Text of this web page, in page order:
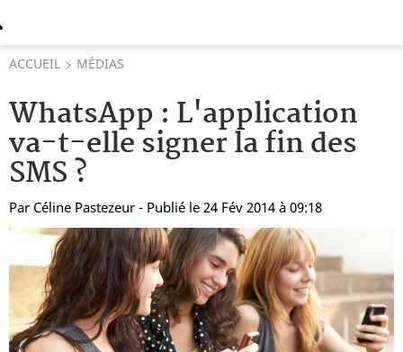
ACCUEIL MÉDIAS
WhatsApp : L'application
va-t-elle signer la fin des
SMS ?
Par Céline Pastezeur - Publié le 24 Fév 2014 à 09:18